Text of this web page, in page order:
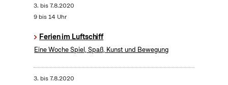
3. bis7.8.2020
9 bis 14 Uhr
Ferien im Luftschiff
Eine Woche Spiel, Spaß, Kunst und Bewegung
3. bis7.8.2020